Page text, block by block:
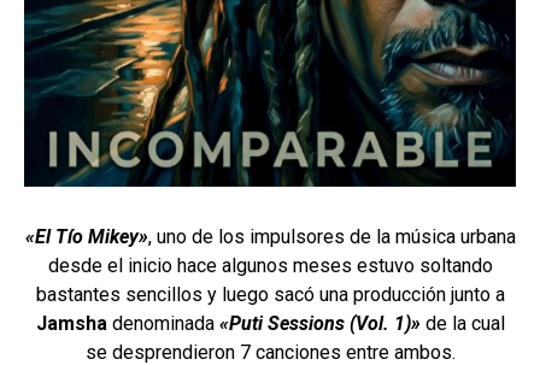
«El Tío Mikey», uno de los impulsores de la música urbana
desde el inicio hace algunos meses estuvo soltando
bastantes sencillos y luego sacó una producción junto a
Jamsha denominada «Puti Sessions (Vol. 1)»de la cual
se desprendieron 7 canciones entre ambos.